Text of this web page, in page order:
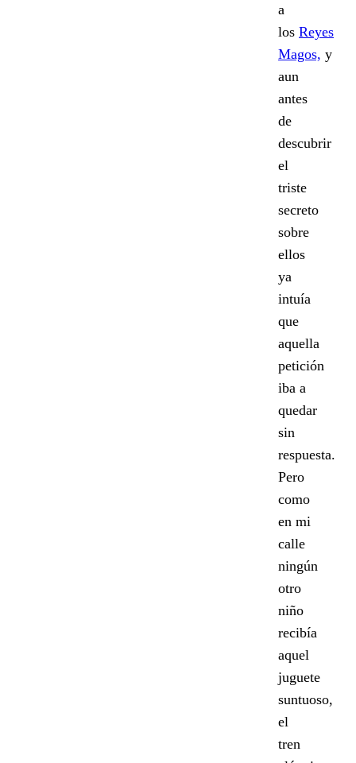
a
los Reyes
Magos, y
aun
antes
de
descubrir
el
triste
secreto
sobre
ellos
ya
intuía
que
aquella
petición
iba a
quedar
sin
respuesta.
Pero
como
en mi
calle
ningún
otro
niño
recibía
aquel
juguete
suntuoso,
el
tren